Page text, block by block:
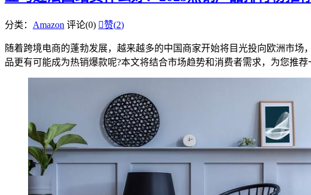
分类： Amazon 评论(0) 赞(2)
随着跨境电商的蓬勃发展，越来越多的中国商家开始将目光投向欧洲市
品更有可能成为热销爆款呢?本文将结合市场趋势和消费者需求，为您推